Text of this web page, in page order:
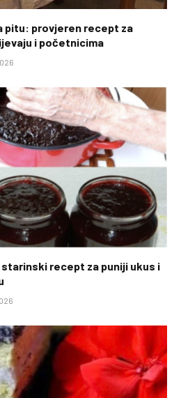
pitu: provjeren recept za
i početnicima
starinski recept za puniji ukus i